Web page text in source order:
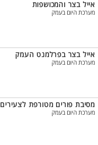
אייל בצר והמכושפות
מערכת היום בעמק
אייל בצר בפרלמנט העמק
מערכת היום בעמק
מסיבת פורים מטורפת לצעירים
מערכת היום בעמק